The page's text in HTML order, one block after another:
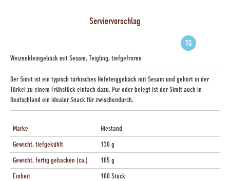
Serviervorschlag
Weizenkleingebäck mit Sesam, Teigling, tiefgefroren
Der Simit ist ein typisch türkisches Hefeteiggebäck mit Sesam und gehört in der
Türkei zu einem Frühstück einfach dazu. Pur oder belegt ist der Simit auch in
Deutschland ein idealer Snack für zwischendurch.
Marke
Hiestand
Gewicht, tiefgekühlt
130 g
Gewicht, fertig gebacken (ca.)
105 g
Einheit
100 Stück